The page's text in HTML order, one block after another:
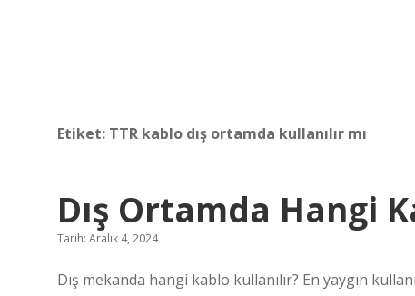
Etiket: TTR kablo dış ortamda kullanılır mı
Dış Ortamda Hangi
Tarih: Aralık 4, 2024
Dış mekanda hangi kablo kullanılır? En yaygın